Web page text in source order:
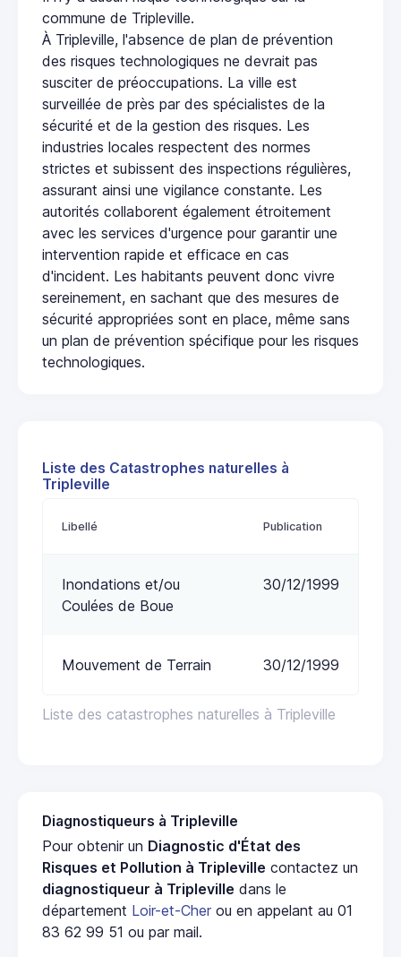
commune de Tripleville.
À Tripleville, l'absence de plan de prévention
des risques technologiques ne devrait pas
susciter de préoccupations. La ville est
surveillée de près par des spécialistes de la
sécurité et de la gestion des risques. Les
industries locales respectent des normes
strictes et subissent des inspections régulières,
assurant ainsi une vigilance constante. Les
autorités collaborent également étroitement
avec les services d'urgence pour garantir une
intervention rapide et efficace en cas
d'incident. Les habitants peuvent donc vivre
sereinement, en sachant que des mesures de
sécurité appropriées sont en place, même sans
un plan de prévention spécifique pour les risques
technologiques.
Liste des Catastrophes naturelles à
Tripleville
Liste des catastrophes naturelles à Tripleville
Libellé Publication
Inondations et/ou
Coulées de Boue
30/12/1999
Mouvement de Terrain 30/12/1999
Diagnostiqueurs à Tripleville
Pour obtenir un Diagnostic d'État des
Risques et Pollution à Tripleville contactez un
diagnostiqueur à Tripleville dans le
département Loir-et-Cher ou en appelant au 01
83 62 99 51 ou par mail.